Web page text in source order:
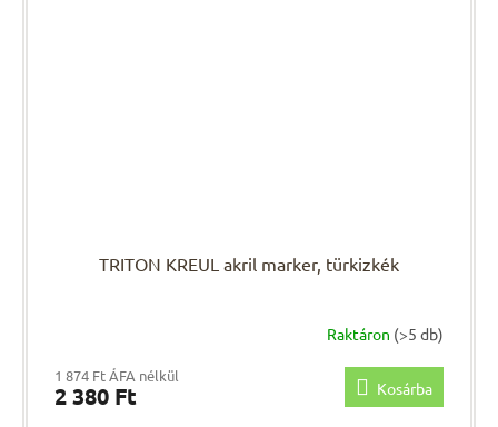
TRITON KREUL akril marker, türkizkék
Raktáron (>5 db)
1 874 Ft ÁFA nélkül
2 380 Ft Kosárba